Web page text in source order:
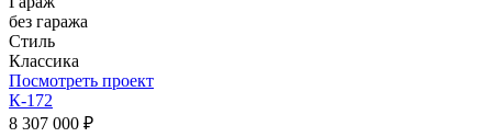
без гаража
Стиль
Классика
Посмотреть проект
К-172
8 307 000 ₽